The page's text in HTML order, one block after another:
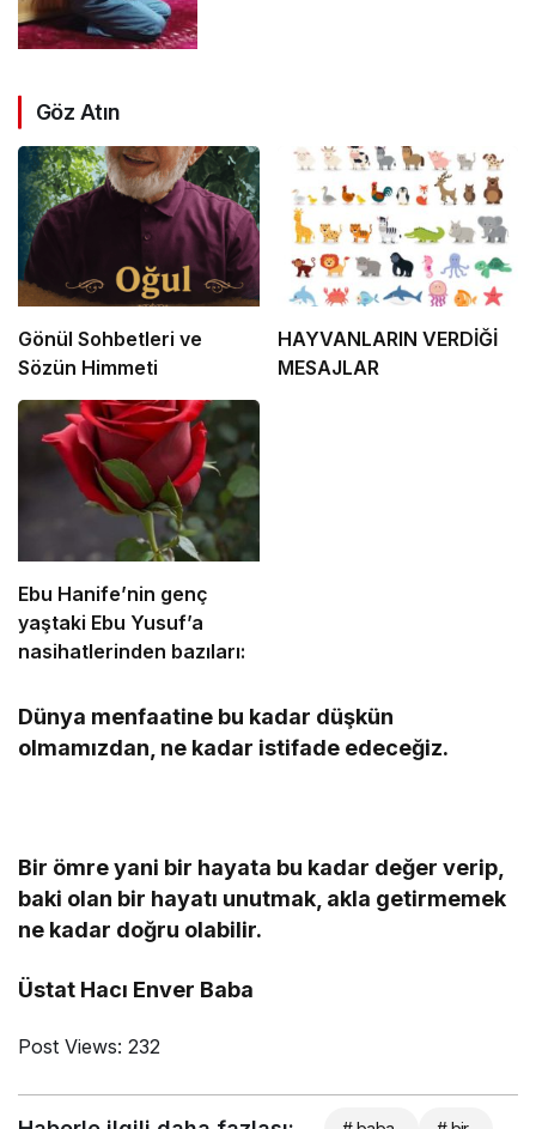
Göz Atın
Gönül Sohbetleri ve
Sözün Himmeti
HAYVANLARIN VERDİĞİ
MESAJLAR
Ebu Hanife’nin genç
yaştaki Ebu Yusuf’a
nasihatlerinden bazıları:
Dünya menfaatine bu kadar düşkün
olmamızdan, ne kadar istifade edeceğiz.
Bir ömre yani bir hayata bu kadar değer verip,
baki olan bir hayatı unutmak, akla getirmemek
ne kadar doğru olabilir.
Üstat Hacı Enver Baba
Post Views: 232